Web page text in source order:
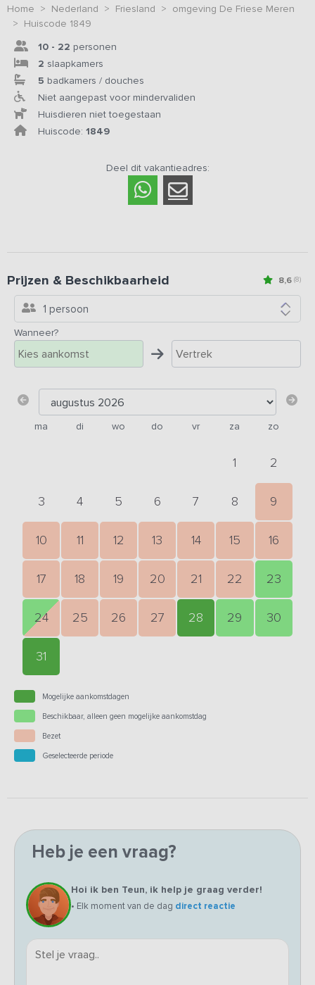
Home > Nederland > Friesland > omgeving De Friese Meren
> Huiscode 1849
10 - 22 personen
2 slaapkamers
5 badkamers / douches
Niet aangepast voor mindervaliden
Huisdieren niet toegestaan
Huiscode: 1849
Deel dit vakantieadres:
8,6 (8)
Prijzen & Beschikbaarheid
1 persoon
Wanneer?
ma di wo do vr za zo
1 2
3 4 5 6 7 8 9
10 11 12 13 14 15 16
17 18 19 20 21 22 23
24 25 26 27 28 29 30
31
Mogelijke aankomstdagen
Beschikbaar, alleen geen mogelijke aankomstdag
Bezet
Geselecteerde periode
Heb je een vraag?
Hoi ik ben Teun, ik help je graag verder!
• Elk moment van de dag direct reactie